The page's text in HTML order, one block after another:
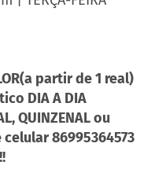
partir de 1 real)
DIA A DIA
QUINZENAL ou
celular 86995364573